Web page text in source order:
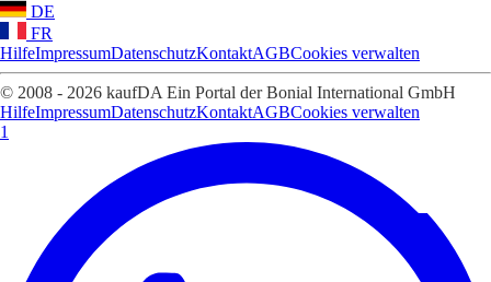
DE
FR
HilfeImpressumDatenschutzKontaktAGBCookies verwalten
© 2008 - 2026 kaufDA Ein Portal der Bonial International GmbH
HilfeImpressumDatenschutzKontaktAGBCookies verwalten
1